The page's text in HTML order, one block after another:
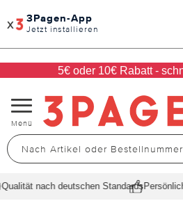
x 3Pagen-App
Jetzt installieren
5€ oder 10€ Rabatt -
Navigation
umschalten
Menü
nach deutschen Standards